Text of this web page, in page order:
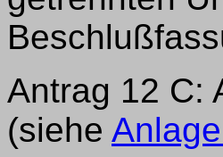
Antrag 12 C:
(siehe